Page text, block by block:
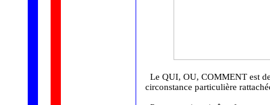
Le QUI, OU, COMMENT est
circonstance particulière